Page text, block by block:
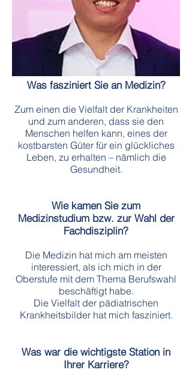
Was fasziniert Sie an Medizin?
Zum einen die Vielfalt der Krankheiten
und zum anderen, dass sie den
Menschen helfen kann, eines der
kostbarsten Güter für ein glückliches
Leben, zu erhalten – nämlich die
Gesundheit.
Wie kamen Sie zum
Medizinstudium bzw. zur Wahl der
Fachdisziplin?
Die Medizin hat mich am meisten
interessiert, als ich mich in der
Oberstufe mit dem Thema Berufswahl
beschäftigt habe.
Die Vielfalt der pädiatrischen
Krankheitsbilder hat mich fasziniert.
Was war die wichtigste Station in
Ihrer Karriere?